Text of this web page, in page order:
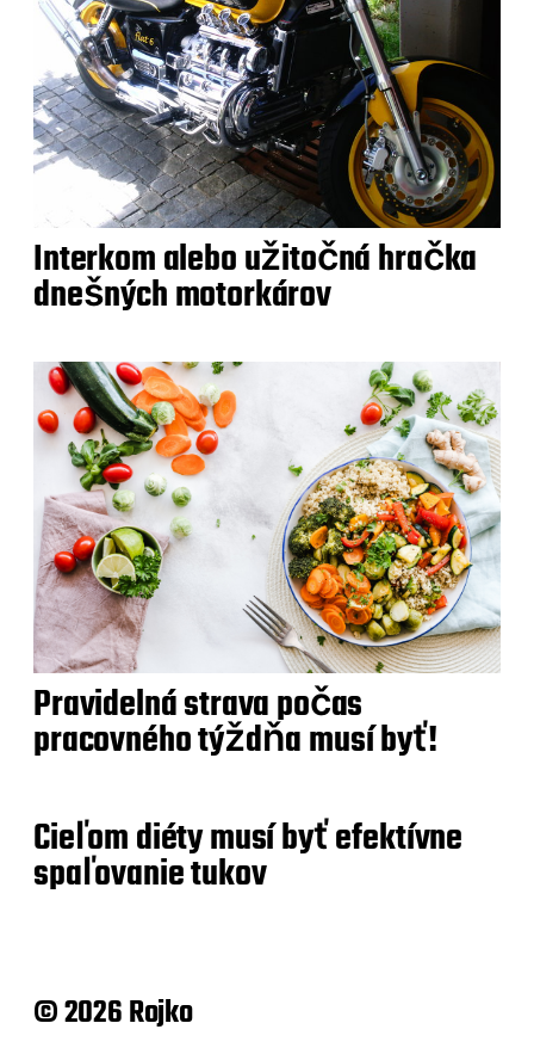
Interkom alebo užitočná hračka
dnešných motorkárov
Pravidelná strava počas
pracovného týždňa musí byť!
Cieľom diéty musí byť efektívne
spaľovanie tukov
© 2026 Rojko